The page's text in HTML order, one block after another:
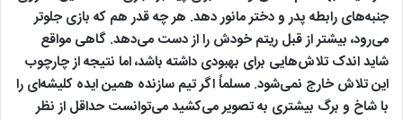
جنبه‌های رابطه پدر و دختر مانور دهد. هر چه قدر هم که بازی جلوتر
می‌رود، بیشتر از قبل ریتم خودش را از دست می‌دهد. گاهی مواقع
شاید اندک تلاش‌هایی برای بهبودی داشته باشد، اما نتیجه از چارچوب
این تلاش خارج نمی‌شود. مسلماً اگر تیم سازنده همین ایده کلیشه‌ای را
با شاخ و برگ بیشتری به تصویر می‌کشید می‌توانست حداقل از نظر